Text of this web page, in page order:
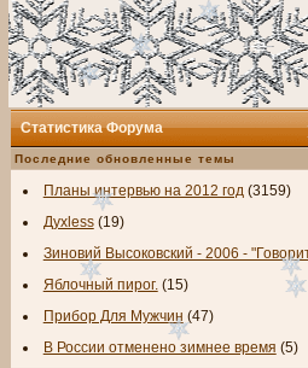
Статистика Форума
Последние обновленные темы
Планы интервью на 2012 год (3159)
Духless (19)
Зиновий Высоковский - 2006 -
Яблочный пирог. (15)
Прибор Для Мужчин (47)
В России отменено зимнее время (5)